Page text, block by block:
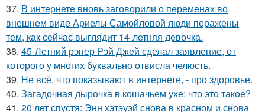
37. В интернете вновь заговорили о переменах во
внешнем виде Ариелы Самойловой люди поражены
тем, как сейчас выглядит 14-летняя девочка.
38. 45-Летний рэпер Рэй Джей сделал заявление, от
которого у многих буквально отвисла челюсть.
39. Не всё, что показывают в интернете, - про здоровье.
40. Загадочная дырочка в кошачьем ухе: что это такое?
41. 20 лет спустя: Энн хэтэуэй снова в красном и снова